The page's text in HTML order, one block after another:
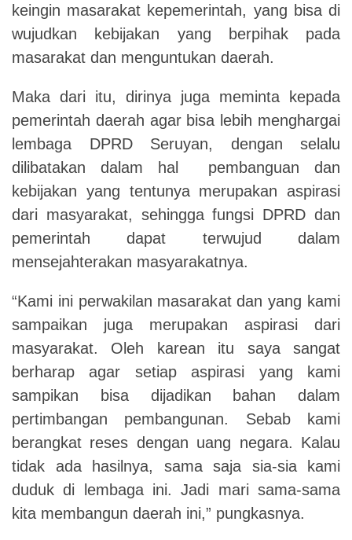
keingin masarakat kepemerintah, yang bisa di
wujudkan kebijakan yang berpihak pada
masarakat dan menguntukan daerah.
Maka dari itu, dirinya juga meminta kepada
pemerintah daerah agar bisa lebih menghargai
lembaga DPRD Seruyan, dengan selalu
dilibatakan dalam hal pembanguan dan
kebijakan yang tentunya merupakan aspirasi
dari masyarakat, sehingga fungsi DPRD dan
pemerintah dapat terwujud dalam
mensejahterakan masyarakatnya.
“Kami ini perwakilan masarakat dan yang kami
sampaikan juga merupakan aspirasi dari
masyarakat. Oleh karean itu saya sangat
berharap agar setiap aspirasi yang kami
sampikan bisa dijadikan bahan dalam
pertimbangan pembangunan. Sebab kami
berangkat reses dengan uang negara. Kalau
tidak ada hasilnya, sama saja sia-sia kami
duduk di lembaga ini. Jadi mari sama-sama
kita membangun daerah ini,” pungkasnya.